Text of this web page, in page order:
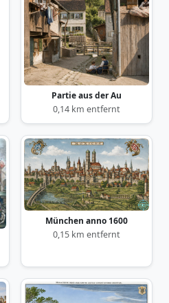
Partie aus der Au
0,14 km entfernt
München anno 1600
0,15 km entfernt